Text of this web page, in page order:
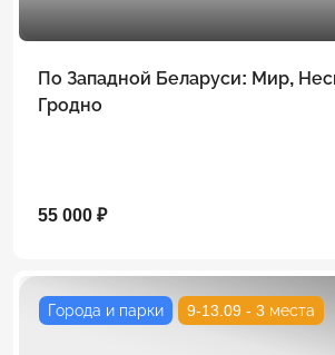
По Западной Беларуси: Мир,
Гродно
55 000 ₽
Города и парки 9-13.09 - 3 места